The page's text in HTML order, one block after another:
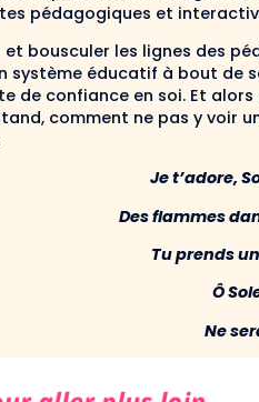
pédagogiques et
et bousculer les lignes des
système éducatif à bout
de confiance en soi. Et alors
comment ne pas y voir
Je t’adore,
Des flammes
Tu prends
Ô
Ne